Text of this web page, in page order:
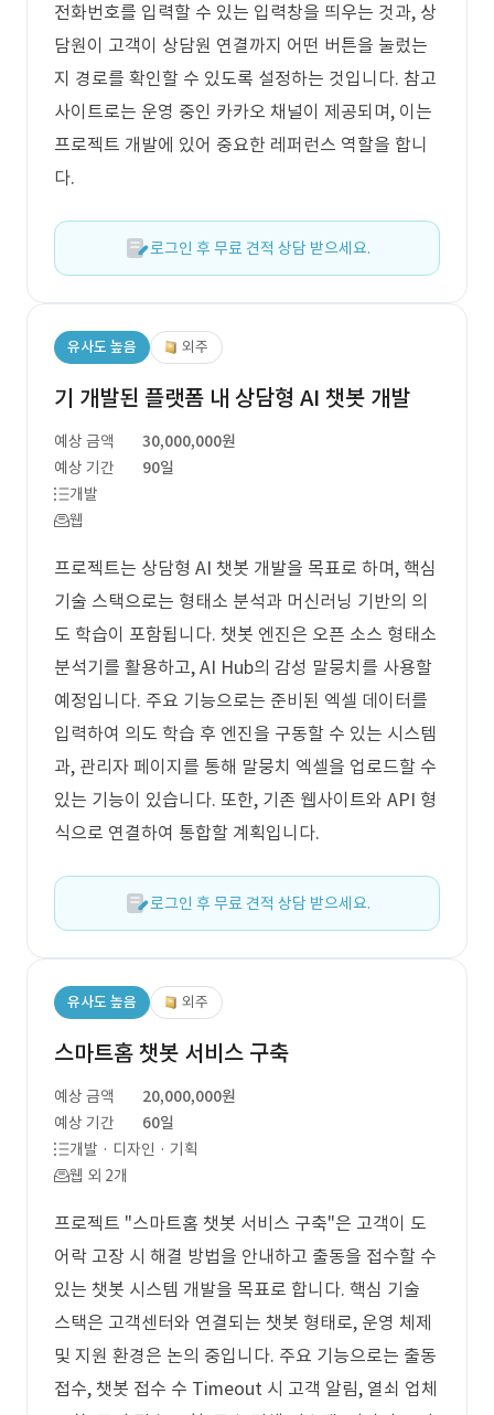
전화번호를 입력할 수 있는 입력창을 띄우는 것과, 상
담원이 고객이 상담원 연결까지 어떤 버튼을 눌렀는
지 경로를 확인할 수 있도록 설정하는 것입니다. 참고
사이트로는 운영 중인 카카오 채널이 제공되며, 이는
프로젝트 개발에 있어 중요한 레퍼런스 역할을 합니
다.
로그인 후 무료 견적 상담 받으세요.
유사도 높음 외주
기 개발된 플랫폼 내 상담형 AI 챗봇 개발
예상 금액
30,000,000원
예상 기간
90일
개발
웹
프로젝트는 상담형 AI 챗봇 개발을 목표로 하며, 핵심
기술 스택으로는 형태소 분석과 머신러닝 기반의 의
도 학습이 포함됩니다. 챗봇 엔진은 오픈 소스 형태소
분석기를 활용하고, AI Hub의 감성 말뭉치를 사용할
예정입니다. 주요 기능으로는 준비된 엑셀 데이터를
입력하여 의도 학습 후 엔진을 구동할 수 있는 시스템
과, 관리자 페이지를 통해 말뭉치 엑셀을 업로드할 수
있는 기능이 있습니다. 또한, 기존 웹사이트와 API 형
식으로 연결하여 통합할 계획입니다.
로그인 후 무료 견적 상담 받으세요.
유사도 높음 외주
스마트홈 챗봇 서비스 구축
예상 금액
20,000,000원
예상 기간
60일
개발 · 디자인 · 기획
웹 외 2개
프로젝트 "스마트홈 챗봇 서비스 구축"은 고객이 도
어락 고장 시 해결 방법을 안내하고 출동을 접수할 수
있는 챗봇 시스템 개발을 목표로 합니다. 핵심 기술
스택은 고객센터와 연결되는 챗봇 형태로, 운영 체제
및 지원 환경은 논의 중입니다. 주요 기능으로는 출동
접수, 챗봇 접수 수 Timeout 시 고객 알림, 열쇠 업체